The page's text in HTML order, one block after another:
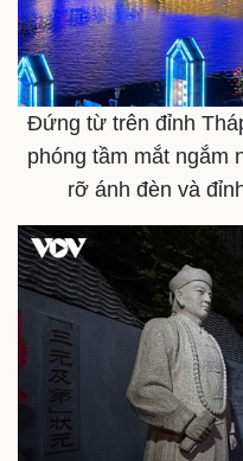
Đứng từ trên đỉnh
phóng tầm mắt ngắm
rỡ ánh đèn và